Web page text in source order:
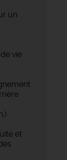
un
vie
et